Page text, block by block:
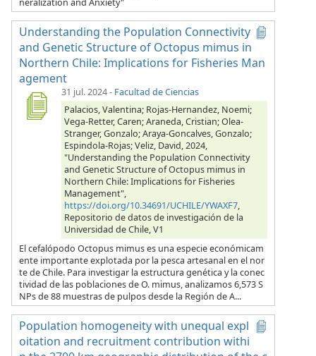
Understanding the Population Connectivity
and Genetic Structure of Octopus mimus in
Northern Chile: Implications for Fisheries Man
agement
31 jul. 2024- Facultad de Ciencias
Palacios, Valentina; Rojas-Hernandez, Noemi;
Vega-Retter, Caren; Araneda, Cristian; Olea-
Stranger, Gonzalo; Araya-Goncalves, Gonzalo;
Espindola-Rojas; Veliz, David, 2024,
"Understanding the Population Connectivity
and Genetic Structure of Octopus mimus in
Northern Chile: Implications for Fisheries
Management",
https://doi.org/10.34691/UCHILE/YWAXF7,
Repositorio de datos de investigación de la
Universidad de Chile, V1
El cefalópodo Octopus mimus es una especie económicam
ente importante explotada por la pesca artesanal en el nor
te de Chile. Para investigar la estructura genética y la conec
tividad de las poblaciones de O. mimus, analizamos 6,573 S
NPs de 88 muestras de pulpos desde la Región de A...
Population homogeneity with unequal expl
oitation and recruitment contribution withi